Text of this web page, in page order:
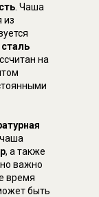
. Чаша
из
сталь
на
, а также
важно
время
быть